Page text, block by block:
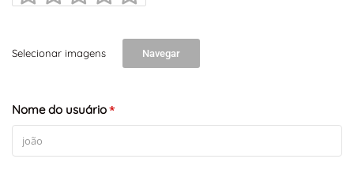
Selecionar imagens Navegar
Nome do usuário*